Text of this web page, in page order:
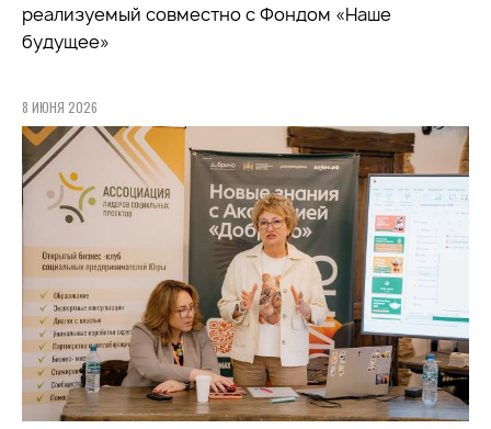
реализуемый совместно с Фондом «Наше
будущее»
8 ИЮНЯ 2026